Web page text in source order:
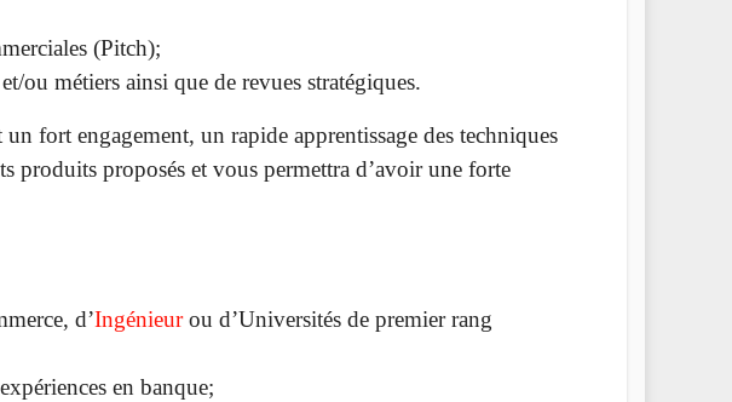
(Pitch);
ou métiers ainsi que de revues stratégiques.
fort engagement, un rapide apprentissage des techniques
produits proposés et vous permettra d’avoir une forte
d’Ingénieurou d’Universités de premier rang
en banque;